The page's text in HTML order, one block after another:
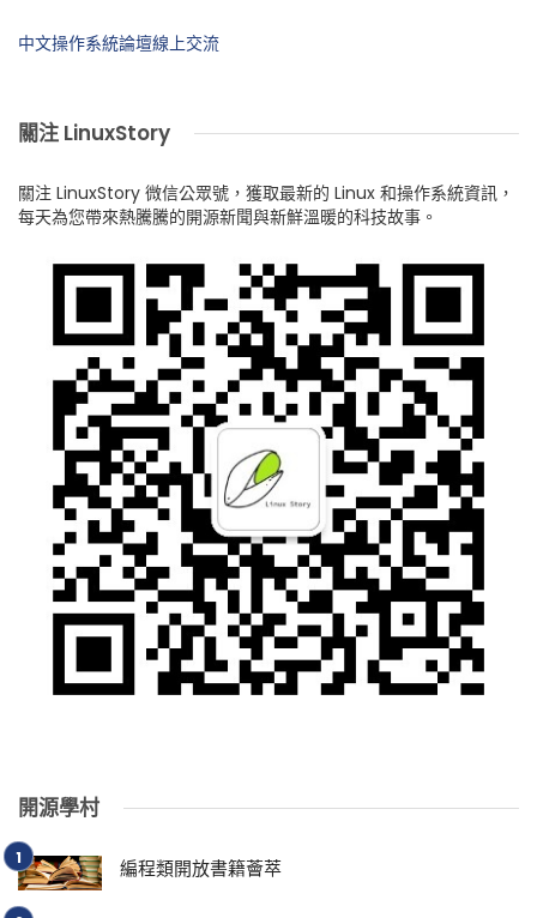
中文操作系統論壇線上交流
關注 LinuxStory
關注 LinuxStory 微信公眾號，獲取最新的 Linux 和操作系統資訊，
每天為您帶來熱騰騰的開源新聞與新鮮溫暖的科技故事。
開源學村
編程類開放書籍薈萃